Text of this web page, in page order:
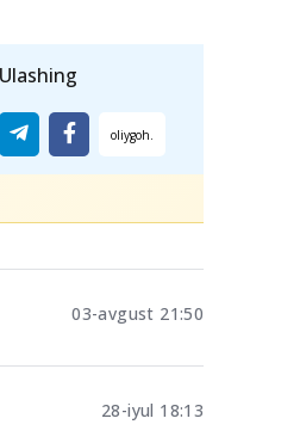
Ulashing
03-avgust 21:50
28-iyul 18:13